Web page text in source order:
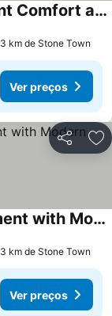
Elegant Zanzibar City Apartment Comfort and Convenience Await
km de Stone Town
Ver preços
Partilhar
Luxurious Zanzibar City Apartment with Modern Amenities
km de Stone Town
Ver preços